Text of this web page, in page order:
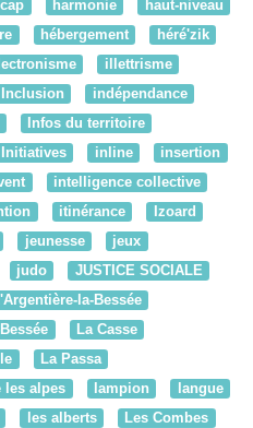
harmonie
haut-niveau
hébergement
héré'zik
illettrisme
Inclusion
indépendance
Infos du territoire
Initiatives inline
insertion
intelligence collective
itinérance
Izoard
jeunesse
jeux
judo
JUSTICE SOCIALE
la-Bessée
La Casse
La Passa
les alpes lampion
langue
les alberts
Les Combes